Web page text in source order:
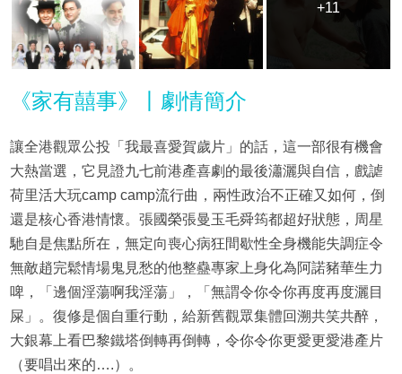
+11
+11
《家有囍事》丨劇情簡介
讓全港觀眾公投「我最喜愛賀歲片」的話，這一部很有機會
大熱當選，它見證九七前港產喜劇的最後瀟灑與自信，戲謔
荷里活大玩camp camp流行曲，兩性政治不正確又如何，倒
還是核心香港情懷。張國榮張曼玉毛舜筠都超好狀態，周星
馳自是焦點所在，無定向喪心病狂間歇性全身機能失調症令
無敵趙完鬆情場鬼見愁的他整蠱專家上身化為阿諾豬華生力
啤，「邊個淫蕩啊我淫蕩」，「無謂令你令你再度再度灑目
屎」。復修是個自重行動，給新舊觀眾集體回溯共笑共醉，
大銀幕上看巴黎鐵塔倒轉再倒轉，令你令你更愛更愛港產片
（要唱出來的….）。